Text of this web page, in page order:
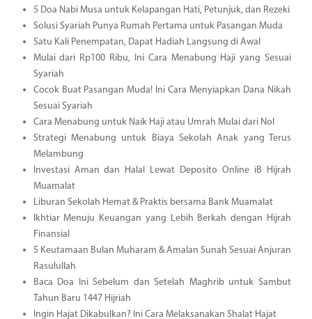
5 Doa Nabi Musa untuk Kelapangan Hati, Petunjuk, dan Rezeki
Solusi Syariah Punya Rumah Pertama untuk Pasangan Muda
Satu Kali Penempatan, Dapat Hadiah Langsung di Awal
Mulai dari Rp100 Ribu, Ini Cara Menabung Haji yang Sesuai
Syariah
Cocok Buat Pasangan Muda! Ini Cara Menyiapkan Dana Nikah
Sesuai Syariah
Cara Menabung untuk Naik Haji atau Umrah Mulai dari Nol
Strategi Menabung untuk Biaya Sekolah Anak yang Terus
Melambung
Investasi Aman dan Halal Lewat Deposito Online iB Hijrah
Muamalat
Liburan Sekolah Hemat & Praktis bersama Bank Muamalat
Ikhtiar Menuju Keuangan yang Lebih Berkah dengan Hijrah
Finansial
5 Keutamaan Bulan Muharam & Amalan Sunah Sesuai Anjuran
Rasulullah
Baca Doa Ini Sebelum dan Setelah Maghrib untuk Sambut
Tahun Baru 1447 Hijriah
Ingin Hajat Dikabulkan? Ini Cara Melaksanakan Shalat Hajat